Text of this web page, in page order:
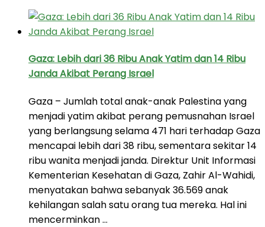
Gaza: Lebih dari 36 Ribu Anak Yatim dan 14 Ribu
Janda Akibat Perang Israel
Gaza – Jumlah total anak-anak Palestina yang
menjadi yatim akibat perang pemusnahan Israel
yang berlangsung selama 471 hari terhadap Gaza
mencapai lebih dari 38 ribu, sementara sekitar 14
ribu wanita menjadi janda. Direktur Unit Informasi
Kementerian Kesehatan di Gaza, Zahir Al-Wahidi,
menyatakan bahwa sebanyak 36.569 anak
kehilangan salah satu orang tua mereka. Hal ini
mencerminkan …